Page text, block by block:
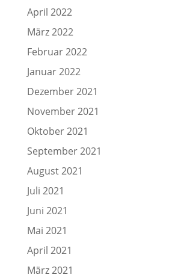
April 2022
März 2022
Februar 2022
Januar 2022
Dezember 2021
November 2021
Oktober 2021
September 2021
August 2021
Juli 2021
Juni 2021
Mai 2021
April 2021
März 2021